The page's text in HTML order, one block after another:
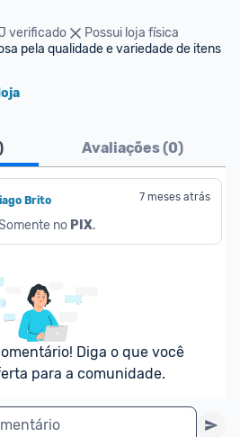
verificado
Possui loja física
pela qualidade e variedade de itens
Avaliações (0)
Brito 7 meses atrás
no PIX.
Diga o que você
para a comunidade.